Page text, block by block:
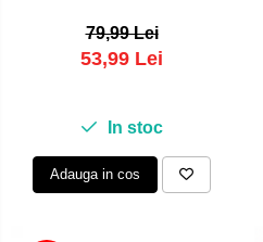
79,99 Lei
53,99 Lei
In stoc
Adauga in cos